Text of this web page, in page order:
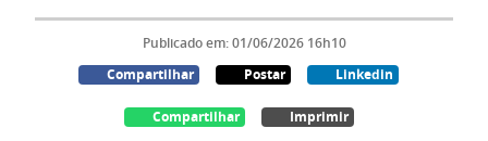
Publicado em: 01/06/2026 16h10
Compartilhar
Postar Linkedin
Compartilhar Imprimir